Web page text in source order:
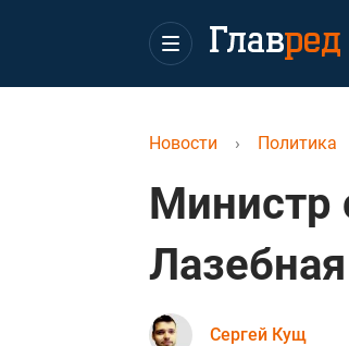
Новости › Политика
Министр
Сергей Кущ